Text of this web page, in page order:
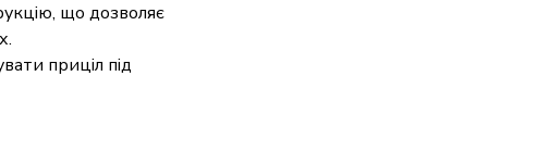
що дозволяє
приціл під